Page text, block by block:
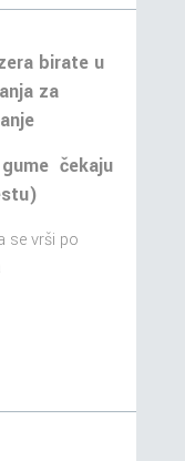
birate u
za
čekaju
se vrši po